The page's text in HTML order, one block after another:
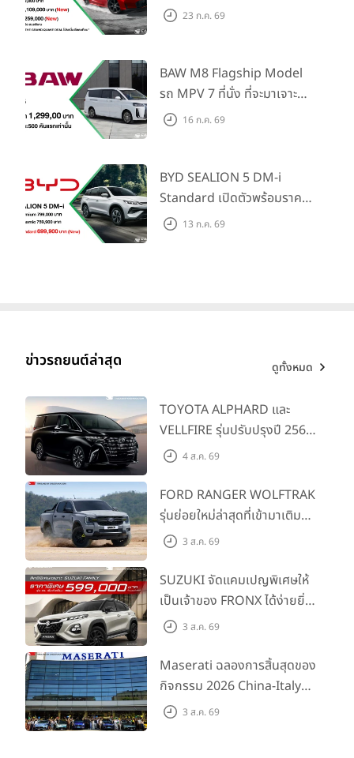
Honda S+ Shift ครั้งแรกใน
Traffic Monitor เพียงจอง
ภายใน 31 ก.ค. 2569 รับบัตร
น้ำมันมูลค่า 10,000 บาท
23 ก.ค. 69
BAW M8 Flagship Model
รถ MPV 7 ที่นั่ง ที่จะมาเจาะ
ตลาดครอบครัวและองค์กรยุค
แรก)
16 ก.ค. 69
BYD SEALION 5 DM-i
Standard เปิดตัวพร้อมราคา
คาดการณ์ 699,900 บาท รุ่น
13 ก.ค. 69
ข่าวรถยนต์ล่าสุด ดูทั้งหมด
TOYOTA ALPHARD และ
VELLFIRE รุ่นปรับปรุงปี 2569
พร้อมรุ่นย่อยใหม่ HEV
4 ส.ค. 69
FORD RANGER WOLFTRAK
รุ่นย่อยใหม่ล่าสุดที่เข้ามาเติม
เต็มไลน์อัป พร้อมตอบโจทย์ทุก
พร้อมลุย ด้วยราคาพิเศษเริ่ม
ต้นที่ 9.49 แสนบาท
3 ส.ค. 69
SUZUKI จัดแคมเปญพิเศษให้
เป็นเจ้าของ FRONX ได้ง่ายยิ่ง
ขึ้นสำหรับรุ่น GL ราคาพิเศษ
200 คัน พร้อมข้อเสนอสุดคุ้ม
3 ส.ค. 69
Maserati ฉลองการสิ้นสุดของ
กิจกรรม 2026 China-Italy
Grand Tour ณ สำนักงาน
3 ส.ค. 69